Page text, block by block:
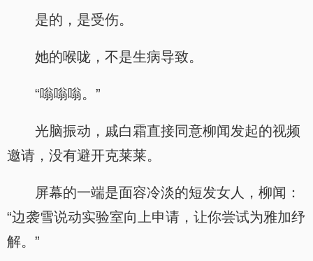
是的，是受伤。
她的喉咙，不是生病导致。
“嗡嗡嗡。”
光脑振动，戚白霜直接同意柳闻发起的视频
邀请，没有避开克莱莱。
屏幕的一端是面容冷淡的短发女人，柳闻：
“边袭雪说动实验室向上申请，让你尝试为雅加纾
解。”